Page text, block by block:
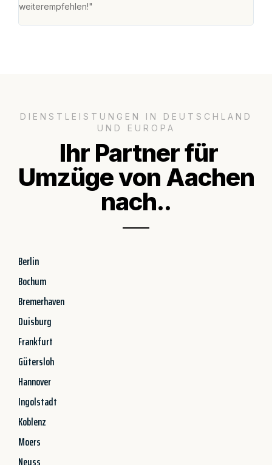
weiterempfehlen!"
DIENSTLEISTUNGEN IN DEUTSCHLAND
UND EUROPA
Ihr Partner für
Umzüge von Aachen
nach..
Berlin
Bochum
Bremerhaven
Duisburg
Frankfurt
Gütersloh
Hannover
Ingolstadt
Koblenz
Moers